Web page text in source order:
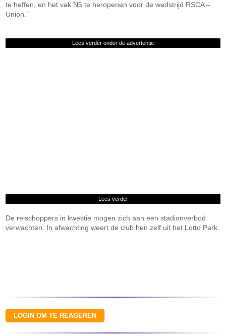
te heffen, en het vak N5 te heropenen voor de wedstrijd RSCA –
Union."
Lees verder onder de advertentie
Lees verder
De relschoppers in kwestie mogen zich aan een stadionverbod
verwachten. In afwachting weert de club hen zelf uit het Lotto Park.